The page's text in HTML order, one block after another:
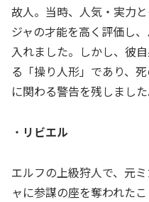
故人。当時、人気・実力
ジャの才能を高く評価し
入れました。しかし、彼
る「操り人形」であり、
に関わる警告を残しました
・ リビエル
エルフの上級狩人で、元
ャに参謀の座を奪われた